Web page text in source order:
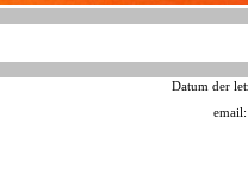
Datum der